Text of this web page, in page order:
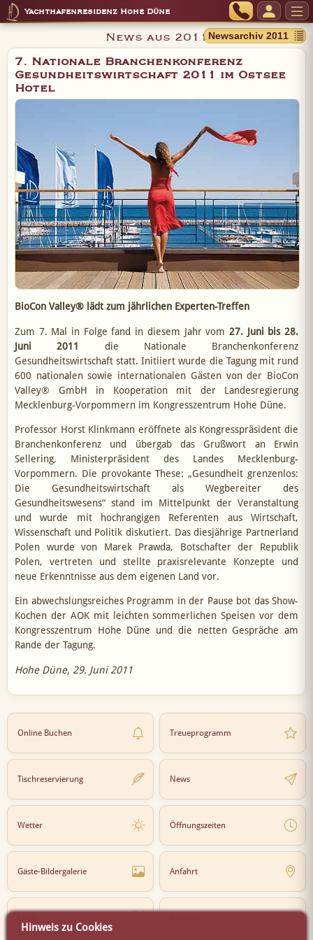
Yachthafenresidenz Hohe Düne
News aus 2011
7. Nationale Branchenkonferenz
Gesundheitswirtschaft 2011 im Ostsee
Hotel
BioCon Valley® lädt zum jährlichen Experten-Treffen
Zum 7. Mal in Folge fand in diesem Jahr vom 27. Juni bis 28.
Juni 2011
die Nationale Branchenkonferenz
Gesundheitswirtschaft statt. Initiiert wurde die Tagung mit rund
600 nationalen sowie internationalen Gästen von der BioCon
Valley® GmbH in Kooperation mit der Landesregierung
Mecklenburg-Vorpommern im Kongresszentrum Hohe Düne.
Professor Horst Klinkmann eröffnete als Kongresspräsident die
Branchenkonferenz und übergab das Grußwort an Erwin
Sellering, Ministerpräsident des Landes Mecklenburg-
Vorpommern. Die provokante These: „Gesundheit grenzenlos:
Die Gesundheitswirtschaft als Wegbereiter des
Gesundheitswesens“ stand im Mittelpunkt der Veranstaltung
und wurde mit hochrangigen Referenten aus Wirtschaft,
Wissenschaft und Politik diskutiert. Das diesjährige Partnerland
Polen wurde von Marek Prawda, Botschafter der Republik
Polen, vertreten und stellte praxisrelevante Konzepte und
neue Erkenntnisse aus dem eigenen Land vor.
Ein abwechslungsreiches Programm in der Pause bot das Show-
Kochen der AOK mit leichten sommerlichen Speisen vor dem
Kongresszentrum Hohe Düne und die netten Gespräche am
Rande der Tagung.
Hohe Düne, 29. Juni 2011
Online Buchen Treueprogramm
Tischreservierung News
Wetter Öffnungszeiten
Gäste-Bildergalerie Anfahrt
Hinweis zu Cookies